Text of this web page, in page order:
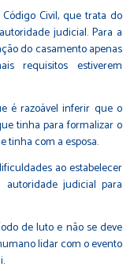
Civil, que trata do
judicial. Para a
do casamento apenas
requisitos estiverem
é razoável inferir que o
tinha para formalizar o
tinha com a esposa.
ao estabelecer
judicial para
de luto e não se deve
lidar com o evento